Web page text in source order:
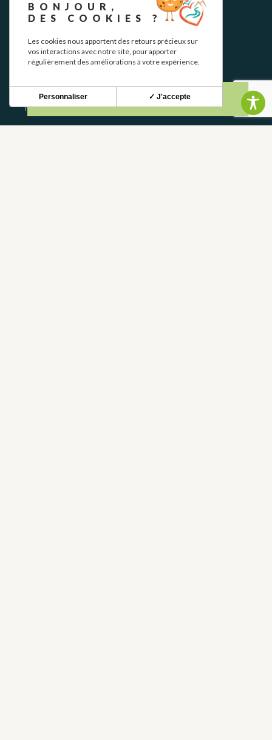
Mantente al tanto de nuestras novedades y ofertas.
BONJOUR,
DES COOKIES ?
Les cookies nous apportent des retours précieux sur
vos interactions avec notre site, pour apporter
régulièrement des améliorations à votre expérience.
✓ J'accepte
Personnaliser